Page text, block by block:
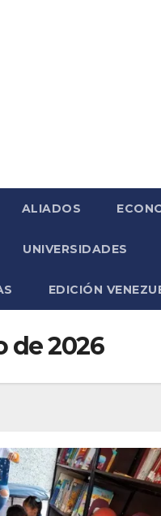
ALIADOS
UNIVERSIDADES
EDICIÓN
de 2026